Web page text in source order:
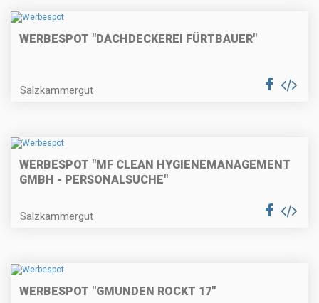
WERBESPOT "DACHDECKEREI FÜRTBAUER"
Salzkammergut
WERBESPOT "MF CLEAN HYGIENEMANAGEMENT
GMBH - PERSONALSUCHE"
Salzkammergut
WERBESPOT "GMUNDEN ROCKT 17"